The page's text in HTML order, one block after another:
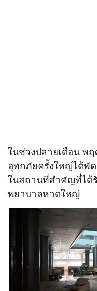
ในช่วงปลายเดือน พ
อุทกภัยครั้งใหญ่ได้พั
ในสถานที่สำคัญที่ได้
พยาบาลหาดใหญ่